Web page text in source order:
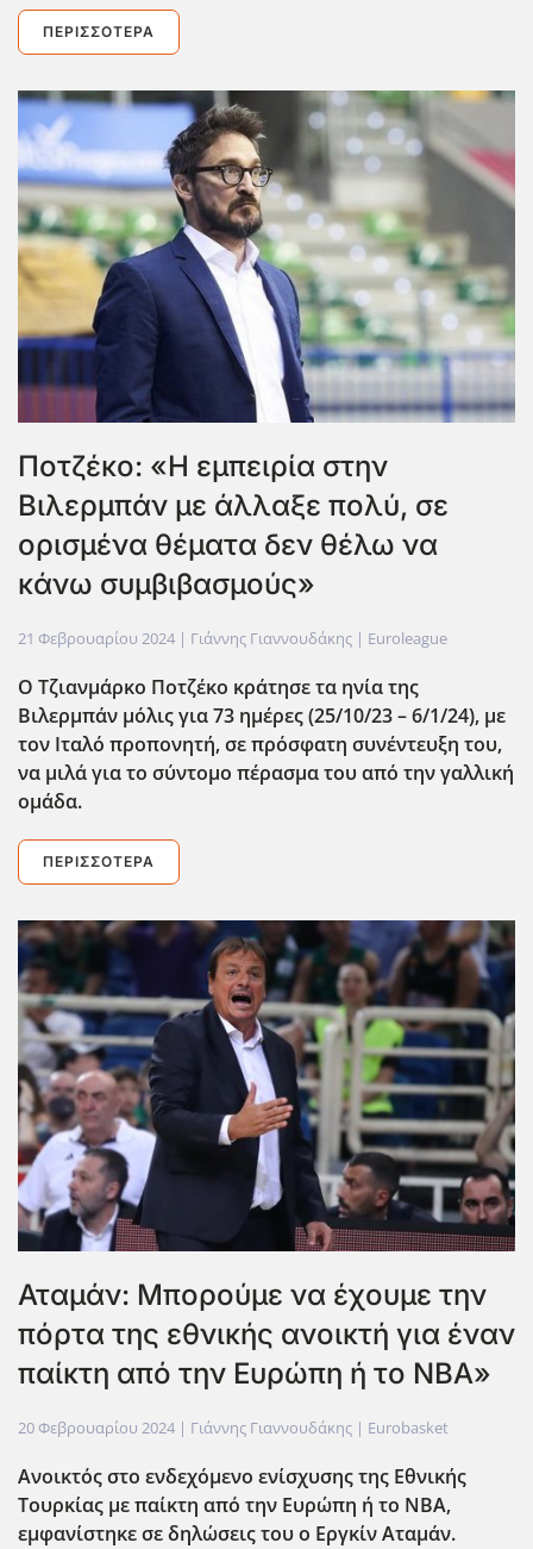
ΠΕΡΙΣΣΌΤΕΡΑ
Ποτζέκο: «Η εμπειρία στην
Βιλερμπάν με άλλαξε πολύ, σε
ορισμένα θέματα δεν θέλω να
κάνω συμβιβασμούς»
21 Φεβρουαρίου 2024 | Γιάννης Γιαννουδάκης | Euroleague
Ο Τζιανμάρκο Ποτζέκο κράτησε τα ηνία της
Βιλερμπάν μόλις για 73 ημέρες (25/10/23 – 6/1/24), με
τον Ιταλό προπονητή, σε πρόσφατη συνέντευξη του,
να μιλά για το σύντομο πέρασμα του από την γαλλική
ομάδα.
ΠΕΡΙΣΣΌΤΕΡΑ
Αταμάν: Μπορούμε να έχουμε την
πόρτα της εθνικής ανοικτή για έναν
παίκτη από την Ευρώπη ή το ΝΒΑ»
20 Φεβρουαρίου 2024 | Γιάννης Γιαννουδάκης | Eurobasket
Ανοικτός στο ενδεχόμενο ενίσχυσης της Εθνικής
Τουρκίας με παίκτη από την Ευρώπη ή το ΝΒΑ,
εμφανίστηκε σε δηλώσεις του ο Εργκίν Αταμάν.